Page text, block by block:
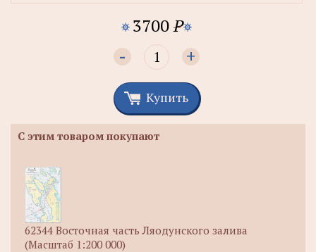
3700P
- +
Купить
С этим товаром покупают
62344 Восточная часть Ляодунского залива
(Масштаб 1:200 000)